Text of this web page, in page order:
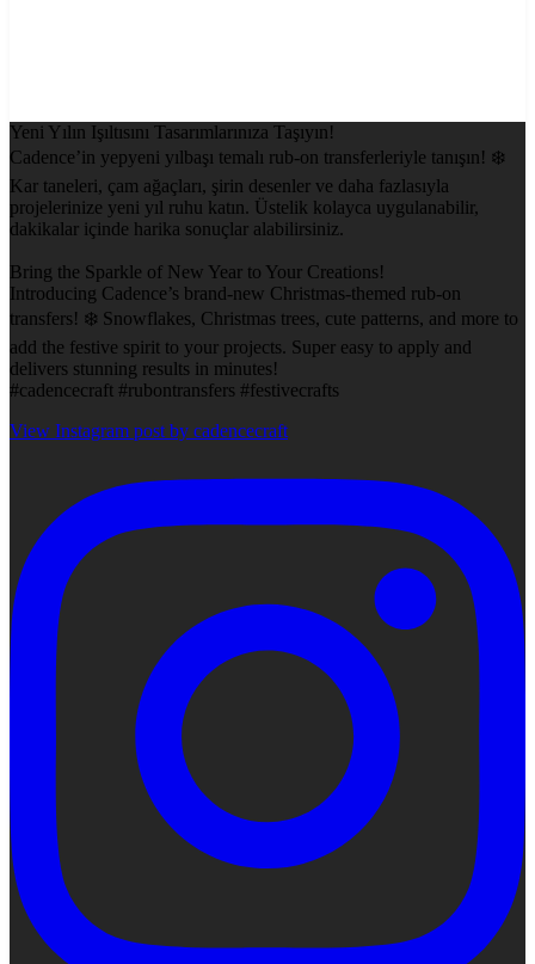
Yeni Yılın Işıltısını Tasarımlarınıza Taşıyın!
Cadence’in yepyeni yılbaşı temalı rub-on transferleriyle tanışın! ❄️
Kar taneleri, çam ağaçları, şirin desenler ve daha fazlasıyla
projelerinize yeni yıl ruhu katın. Üstelik kolayca uygulanabilir,
dakikalar içinde harika sonuçlar alabilirsiniz.
Bring the Sparkle of New Year to Your Creations!
Introducing Cadence’s brand-new Christmas-themed rub-on
transfers! ❄️ Snowflakes, Christmas trees, cute patterns, and more to
add the festive spirit to your projects. Super easy to apply and
delivers stunning results in minutes!
#cadencecraft #rubontransfers #festivecrafts
View Instagram post by cadencecraft